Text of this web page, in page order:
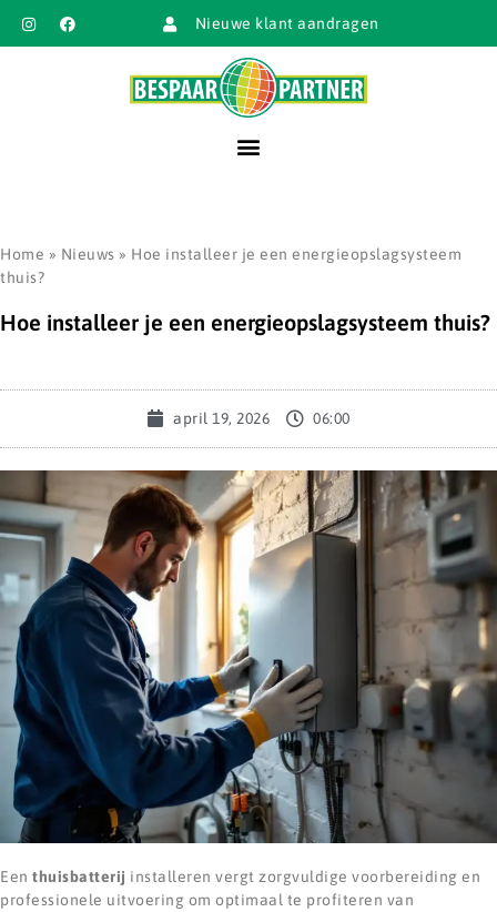
Nieuwe klant aandragen
Home » Nieuws » Hoe installeer je een energieopslagsysteem
thuis?
Hoe installeer je een energieopslagsysteem thuis?
april 19, 2026 06:00
Een thuisbatterij installeren vergt zorgvuldige voorbereiding en
professionele uitvoering om optimaal te profiteren van